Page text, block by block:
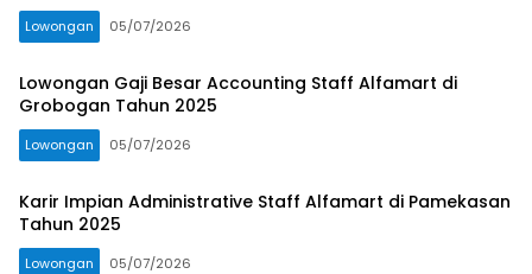
Lowongan 05/07/2026
Lowongan Gaji Besar Accounting Staff Alfamart di
Grobogan Tahun 2025
Lowongan 05/07/2026
Karir Impian Administrative Staff Alfamart di Pamekasan
Tahun 2025
Lowongan 05/07/2026